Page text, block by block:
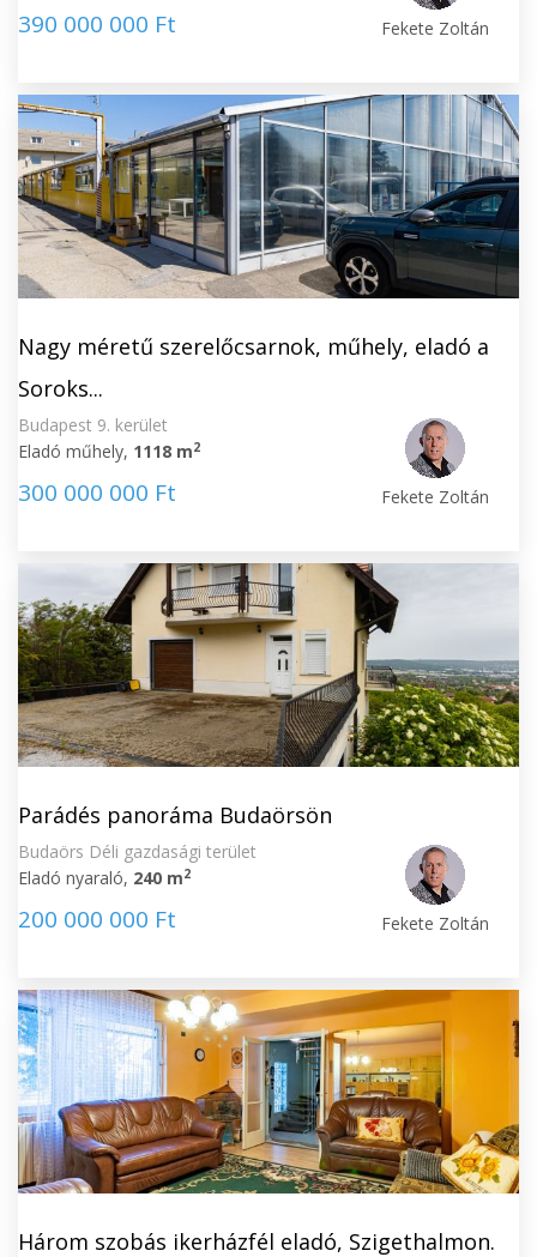
390 000 000 Ft Fekete Zoltán
Nagy méretű szerelőcsarnok, műhely, eladó a
Soroks...
Budapest 9. kerület
Eladó műhely, 1118 m2
300 000 000 Ft Fekete Zoltán
Parádés panoráma Budaörsön
Budaörs Déli gazdasági terület
Eladó nyaraló, 240 m2
200 000 000 Ft Fekete Zoltán
Három szobás ikerházfél eladó, Szigethalmon.